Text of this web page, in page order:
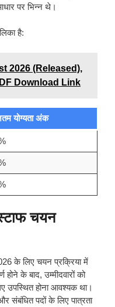
पर भिन्न थे।
है:
2026 (Released),
Download Link
योग्यता अंक
चयन
के लिए चयन प्रक्रिया में
होने के बाद, उम्मीदवारों को
उपस्थित होना आवश्यक था।
संबंधित पदों के लिए पात्रता